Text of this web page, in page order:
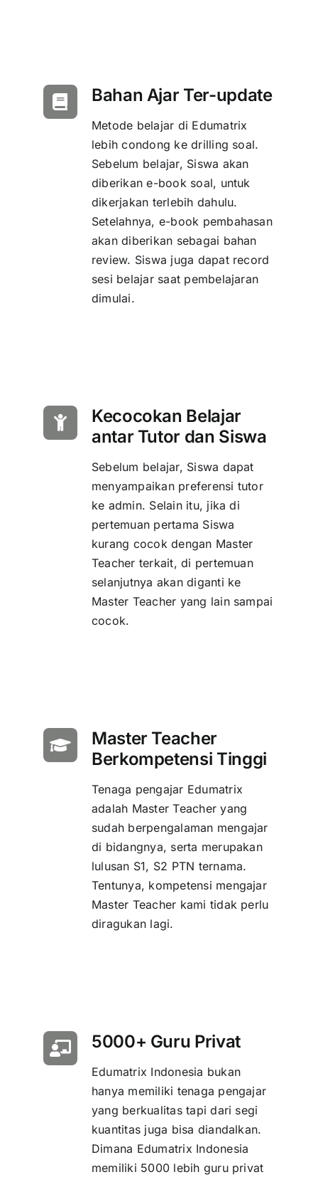
Bahan Ajar Ter-update
Metode belajar di Edumatrix
lebih condong ke drilling soal.
Sebelum belajar, Siswa akan
diberikan e-book soal, untuk
dikerjakan terlebih dahulu.
Setelahnya, e-book pembahasan
akan diberikan sebagai bahan
review. Siswa juga dapat record
sesi belajar saat pembelajaran
dimulai.
Kecocokan Belajar
antar Tutor dan Siswa
Sebelum belajar, Siswa dapat
menyampaikan preferensi tutor
ke admin. Selain itu, jika di
pertemuan pertama Siswa
kurang cocok dengan Master
Teacher terkait, di pertemuan
selanjutnya akan diganti ke
Master Teacher yang lain sampai
cocok.
Master Teacher
Berkompetensi Tinggi
Tenaga pengajar Edumatrix
adalah Master Teacher yang
sudah berpengalaman mengajar
di bidangnya, serta merupakan
lulusan S1, S2 PTN ternama.
Tentunya, kompetensi mengajar
Master Teacher kami tidak perlu
diragukan lagi.
5000+ Guru Privat
Edumatrix Indonesia bukan
hanya memiliki tenaga pengajar
yang berkualitas tapi dari segi
kuantitas juga bisa diandalkan.
Dimana Edumatrix Indonesia
memiliki 5000 lebih guru privat